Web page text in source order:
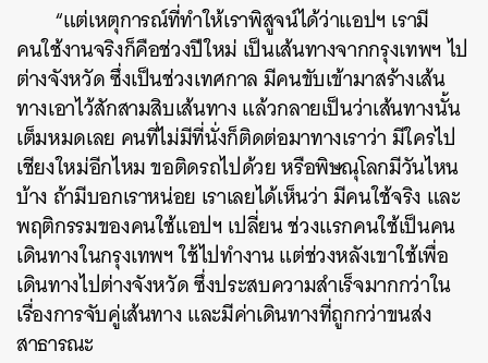
“แต่เหตุการณ์ที่ทำให้เราพิสูจน์ได้ว่าแอปฯ เรามี
คนใช้งานจริงก็คือช่วงปีใหม่ เป็นเส้นทางจากกรุงเทพฯ ไป
ต่างจังหวัด ซึ่งเป็นช่วงเทศกาล มีคนขับเข้ามาสร้างเส้น
ทางเอาไว้สักสามสิบเส้นทาง แล้วกลายเป็นว่าเส้นทางนั้น
เต็มหมดเลย คนที่ไม่มีที่นั่งก็ติดต่อมาทางเราว่า มีใครไป
เชียงใหม่อีกไหม ขอติดรถไปด้วย หรือพิษณุโลกมีวันไหน
บ้าง ถ้ามีบอกเราหน่อย เราเลยได้เห็นว่า มีคนใช้จริง และ
พฤติกรรมของคนใช้แอปฯ เปลี่ยน ช่วงแรกคนใช้เป็นคน
เดินทางในกรุงเทพฯ ใช้ไปทำงาน แต่ช่วงหลังเขาใช้เพื่อ
เดินทางไปต่างจังหวัด ซึ่งประสบความสำเร็จมากกว่าใน
เรื่องการจับคู่เส้นทาง และมีค่าเดินทางที่ถูกกว่าขนส่ง
สาธารณะ